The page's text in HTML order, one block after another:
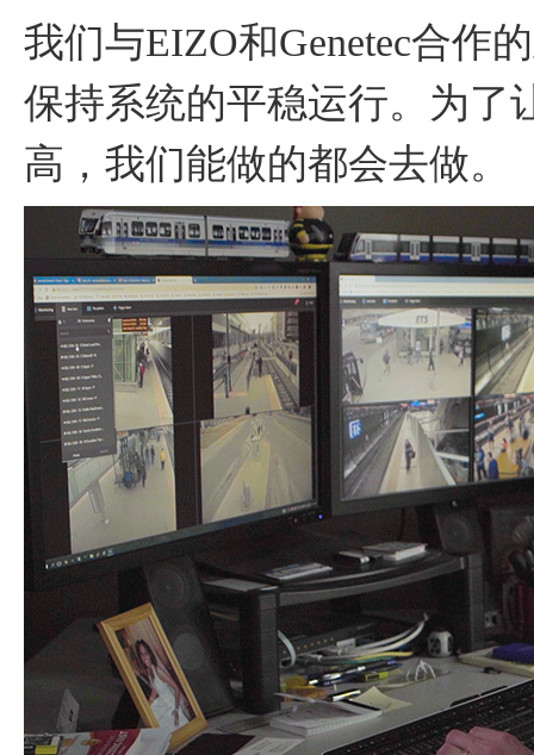
我们与EIZO和Genetec合作
保持系统的平稳运行。为了
高，我们能做的都会去做。